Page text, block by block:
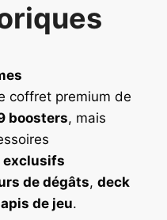
coffret premium de
boosters, mais
exclusifs
de dégâts, deck
de jeu.